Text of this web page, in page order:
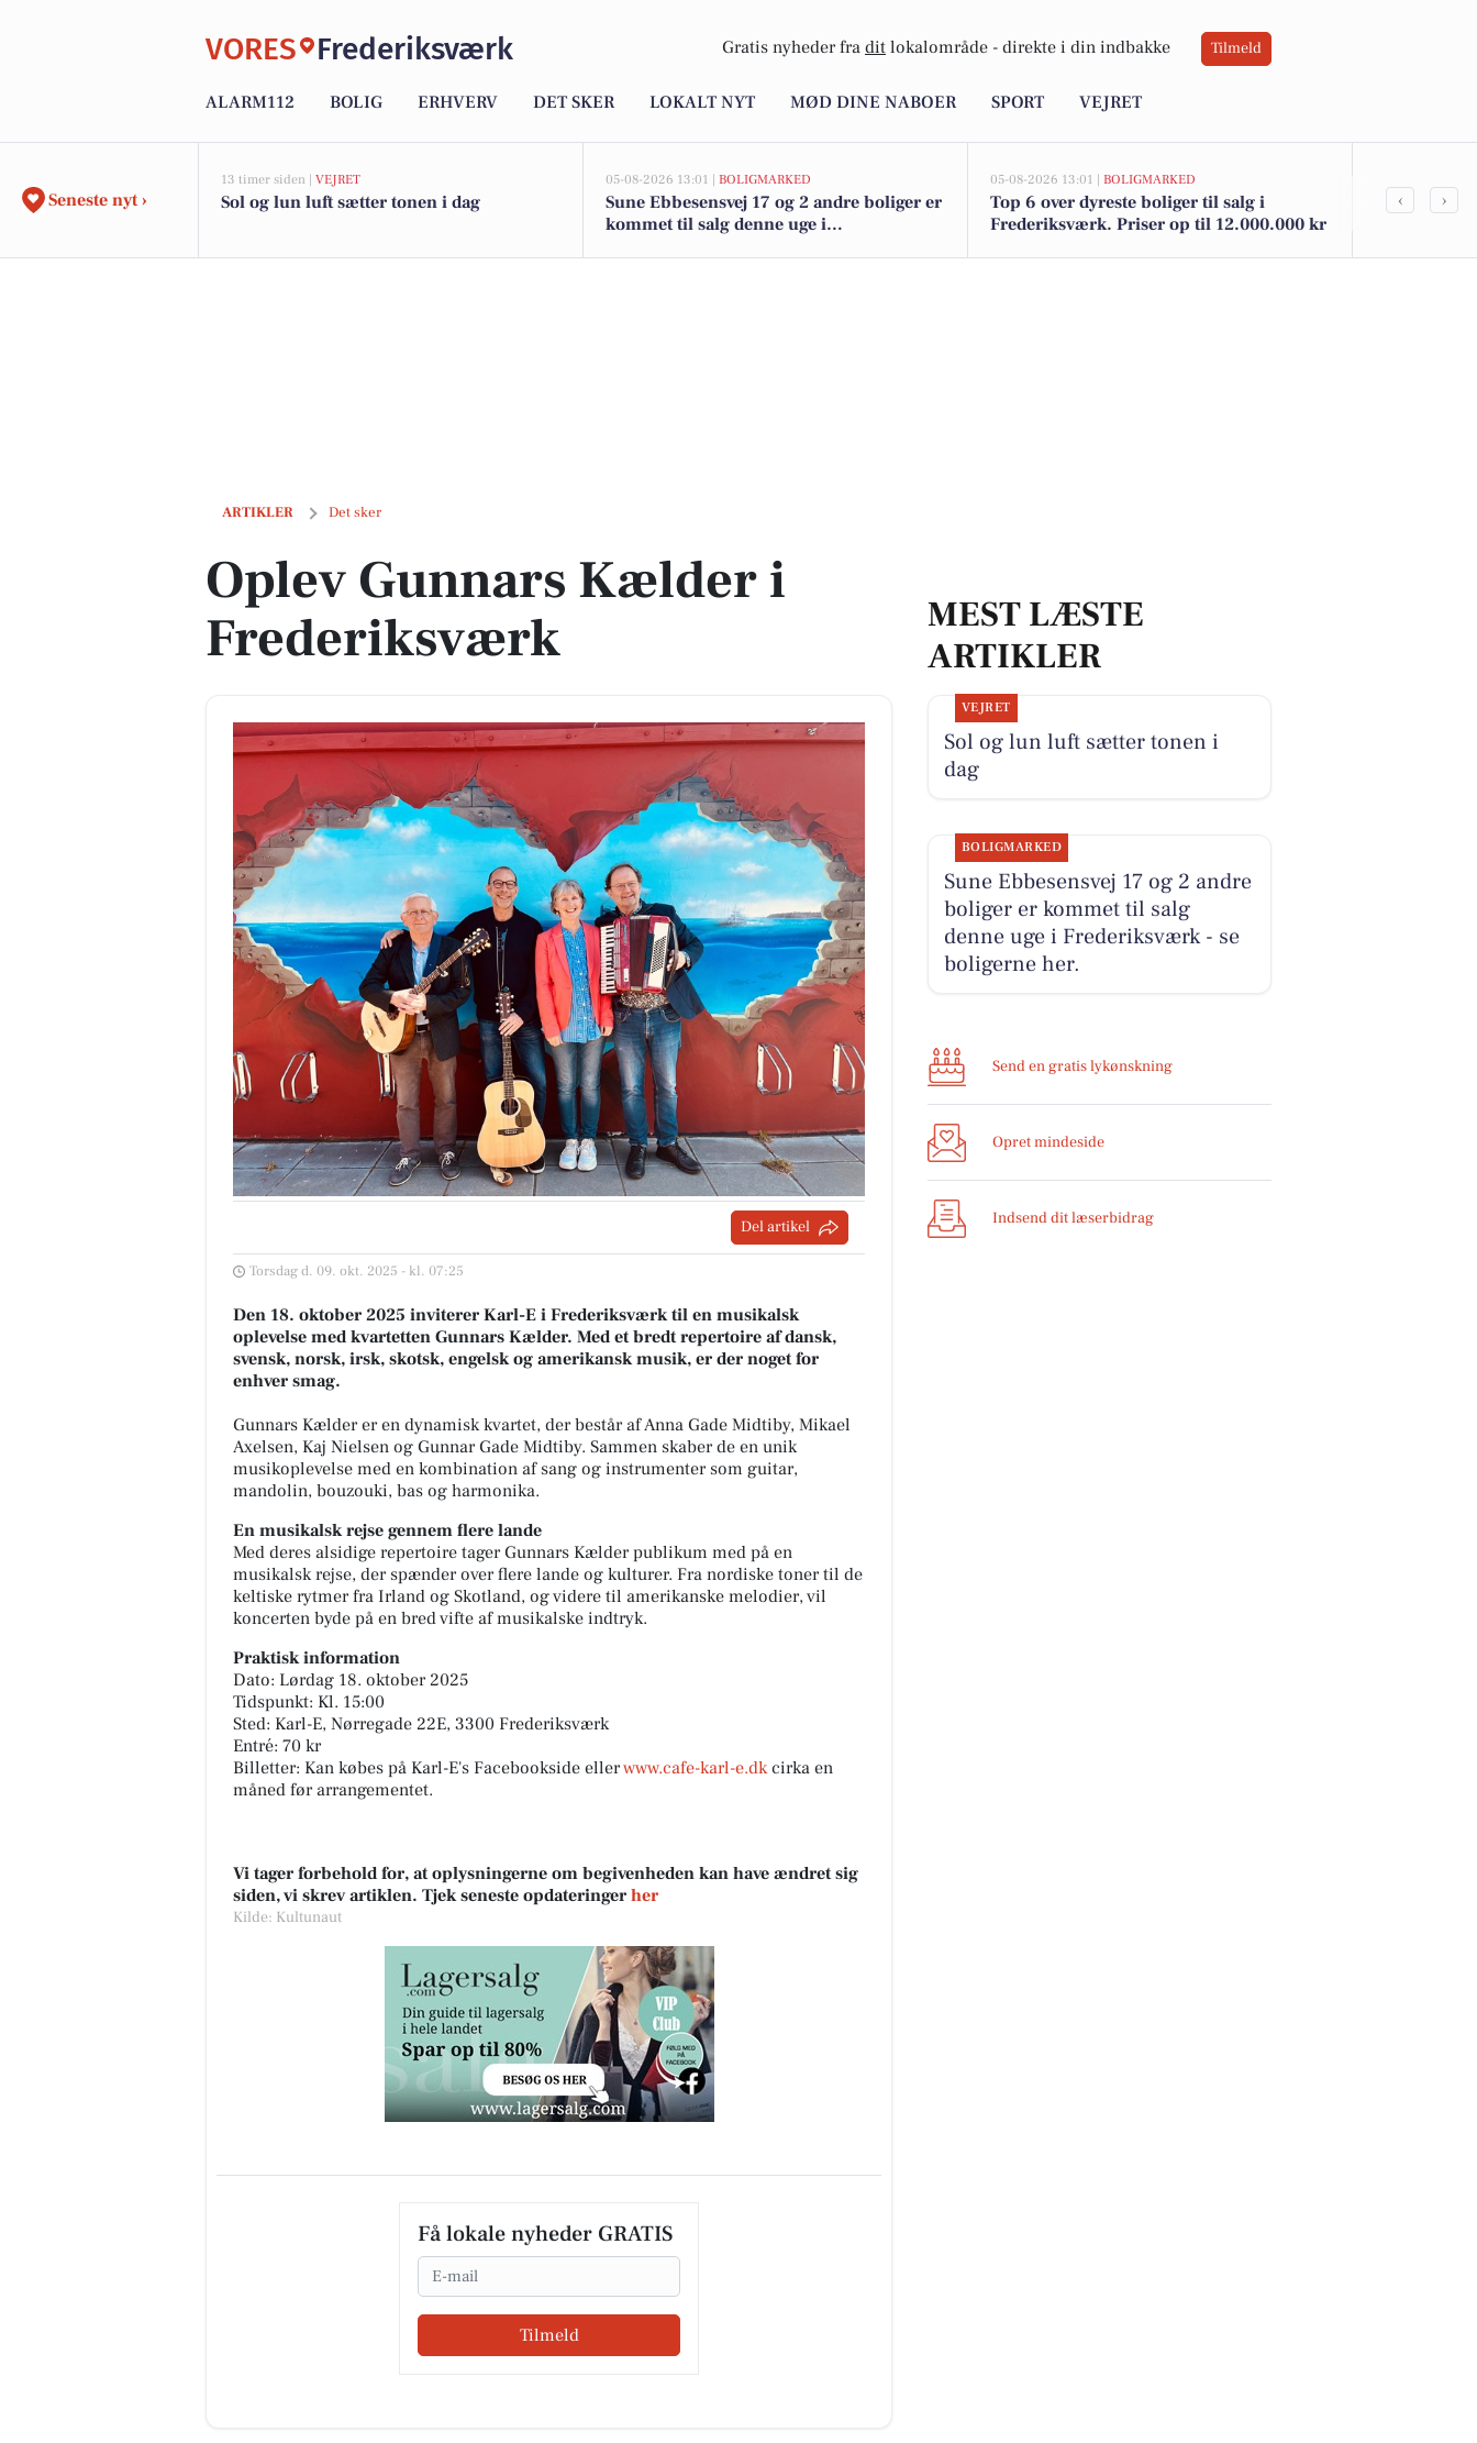
VORES Frederiksværk Gratis nyheder fra dit lokalområde - direkte i din indbakke Tilmeld
ALARM112 BOLIG ERHVERV DET SKER LOKALT NYT MØD DINE NABOER SPORT VEJRET
Seneste nyt ›
13 timer siden | VEJRET
Sol og lun luft sætter tonen i dag
05-08-2026 13:01 | BOLIGMARKED
Sune Ebbesensvej 17 og 2 andre boliger er
kommet til salg denne uge i
05-08-2026 13:01 | BOLIGMARKED
Top 6 over dyreste boliger til salg i
Frederiksværk. Priser op til 12.000.000 kr
Udforsk
‹ ›
ARTIKLER Det sker
Oplev Gunnars Kælder i Frederiksværk
Oplev Gunnars Kælder i
Frederiksværk
Del artikel
Torsdag d. 09. okt. 2025 - kl. 07:25
Den 18. oktober 2025 inviterer Karl-E i Frederiksværk til en musikalsk
oplevelse med kvartetten Gunnars Kælder. Med et bredt repertoire af dansk,
svensk, norsk, irsk, skotsk, engelsk og amerikansk musik, er der noget for
enhver smag.
Gunnars Kælder er en dynamisk kvartet, der består af Anna Gade Midtiby, Mikael
Axelsen, Kaj Nielsen og Gunnar Gade Midtiby. Sammen skaber de en unik
musikoplevelse med en kombination af sang og instrumenter som guitar,
mandolin, bouzouki, bas og harmonika.
En musikalsk rejse gennem flere lande
Med deres alsidige repertoire tager Gunnars Kælder publikum med på en
musikalsk rejse, der spænder over flere lande og kulturer. Fra nordiske toner til de
keltiske rytmer fra Irland og Skotland, og videre til amerikanske melodier, vil
koncerten byde på en bred vifte af musikalske indtryk.
Praktisk information
Dato: Lørdag 18. oktober 2025
Tidspunkt: Kl. 15:00
Sted: Karl-E, Nørregade 22E, 3300 Frederiksværk
Entré: 70 kr
Billetter: Kan købes på Karl-E's Facebookside ellerwww.cafe-karl-e.dkcirka en
måned før arrangementet.
Vi tager forbehold for, at oplysningerne om begivenheden kan have ændret sig
siden, vi skrev artiklen. Tjek seneste opdateringer her
Kilde: Kultunaut
Få lokale nyheder GRATIS
Email
Tilmeld
MEST LÆSTE
ARTIKLER
VEJRET
Sol og lun luft sætter tonen i
dag
BOLIGMARKED
Sune Ebbesensvej 17 og 2 andre
boliger er kommet til salg
denne uge i Frederiksværk - se
boligerne her.
Send en gratis lykønskning
Opret mindeside
Indsend dit læserbidrag